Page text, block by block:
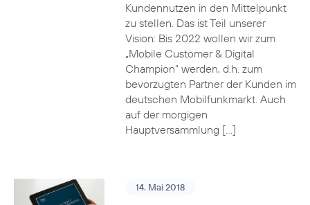
Kundennutzen in den Mittelpunkt
zu stellen. Das ist Teil unserer
Vision: Bis 2022 wollen wir zum
„Mobile Customer & Digital
Champion“ werden, d.h. zum
bevorzugten Partner der Kunden im
deutschen Mobilfunkmarkt. Auch
auf der morgigen
Hauptversammlung […]
14. Mai 2018